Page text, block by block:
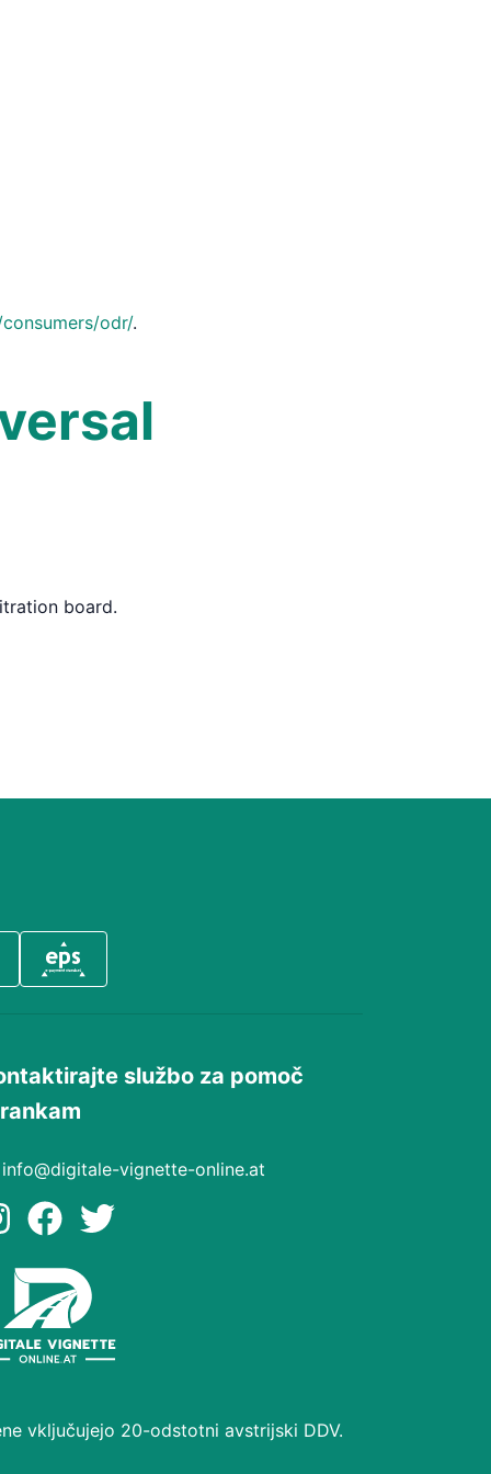
odr/.
board.
službo za pomoč
info@digitale-vignette-online.at
vključujejo 20-odstotni avstrijski DDV.